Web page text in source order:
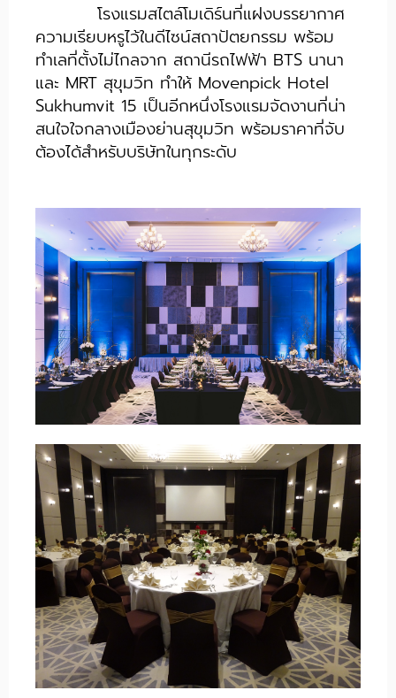
โรงแรมสไตล์โมเดิร์นที่แฝงบรรยากาศ
ความเรียบหรูไว้ในดีไซน์สถาปัตยกรรม พร้อม
ทำเลที่ตั้งไม่ไกลจาก สถานีรถไฟฟ้า BTS นานา
และ MRT สุขุมวิท ทำให้ Movenpick Hotel
Sukhumvit 15 เป็นอีกหนึ่งโรงแรมจัดงานที่น่า
สนใจใจกลางเมืองย่านสุขุมวิท พร้อมราคาที่จับ
ต้องได้สำหรับบริษัทในทุกระดับ